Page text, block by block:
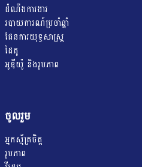
ដំណឹងការងារ
របាយការណ៍ប្រចាំឆ្នាំ
ផែនការយុទ្ធសាស្ត្រ
ដៃគូ
អូឌីយ៉ូ និងរូបភាព
ចូលរួម
អ្នកស្ម័គ្រចិត្ត
រូបភាព